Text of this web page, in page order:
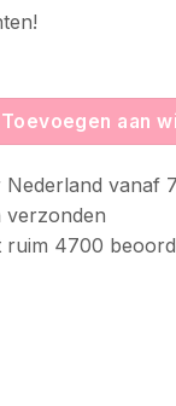
| Mimosa
Toevoegen aan
Nederland vanaf
verzonden
ruim 4700